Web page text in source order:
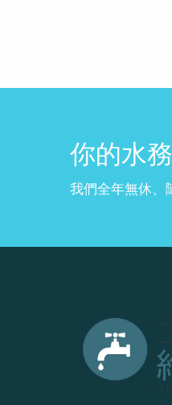
你的水
我們全年無休、